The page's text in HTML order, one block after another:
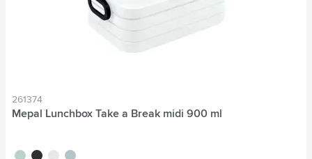
261374
Mepal Lunchbox Take a Break midi 900 ml
vert tilleul
noir blancbleu nordique